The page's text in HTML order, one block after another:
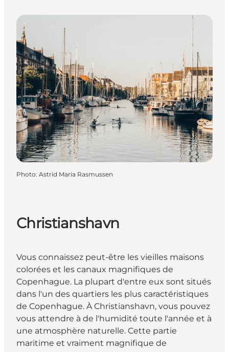
Photo: Astrid Maria Rasmussen
Christianshavn
Vous connaissez peut-être les vieilles maisons
colorées et les canaux magnifiques de
Copenhague. La plupart d'entre eux sont situés
dans l'un des quartiers les plus caractéristiques
de Copenhague. À Christianshavn, vous pouvez
vous attendre à de l'humidité toute l'année et à
une atmosphère naturelle. Cette partie
maritime et vraiment magnifique de